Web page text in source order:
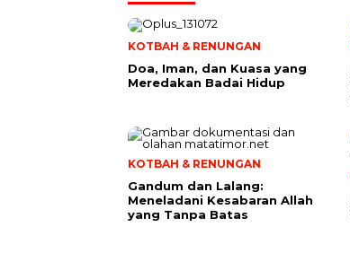
KOTBAH & RENUNGAN
​Doa, Iman, dan Kuasa yang
Meredakan Badai Hidup
KOTBAH & RENUNGAN
Gandum dan Lalang:
Meneladani Kesabaran Allah
yang Tanpa Batas